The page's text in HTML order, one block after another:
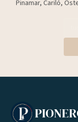
Pinamar, Cariló,